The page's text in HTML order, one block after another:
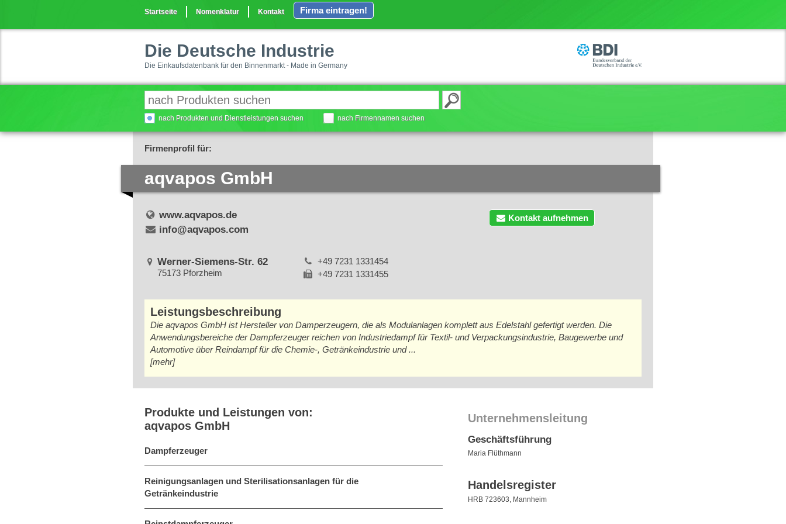
Startseite Nomenklatur Kontakt Firma eintragen!
Die Deutsche Industrie
Die Einkaufsdatenbank für den Binnenmarkt - Made in Germany
nach Produkten und Dienstleistungen suchen nach Firmennamen suchen
Firmenprofil für:
aqvapos GmbH
Kontakt aufnehmen
www.aqvapos.de
info@aqvapos.com
Werner-Siemens-Str. 62
75173 Pforzheim
+49 7231 1331454
+49 7231 1331455
Leistungsbeschreibung
Die aqvapos GmbH ist Hersteller von Damperzeugern, die als Modulanlagen komplett aus Edelstahl gefertigt werden. Die
Anwendungsbereiche der Dampferzeuger reichen von Industriedampf für Textil- und Verpackungsindustrie, Baugewerbe und
Automotive über Reindampf für die Chemie-, Getränkeindustrie und ...
[mehr]
Produkte und Leistungen von:
aqvapos GmbH
Dampferzeuger
Reinigungsanlagen und Sterilisationsanlagen für die
Getränkeindustrie
Unternehmensleitung
Geschäftsführung
Maria Flüthmann
Handelsregister
HRB 723603, Mannheim